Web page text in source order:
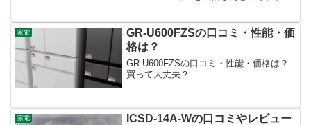
を採用。最も大きな...
家電
GR-U600FZSの口コミ・性能・価
格は？
GR-U600FZSの口コミ・性能・価格は？
買って大丈夫？
家電
ICSD-14A-Wの口コミやレビュー